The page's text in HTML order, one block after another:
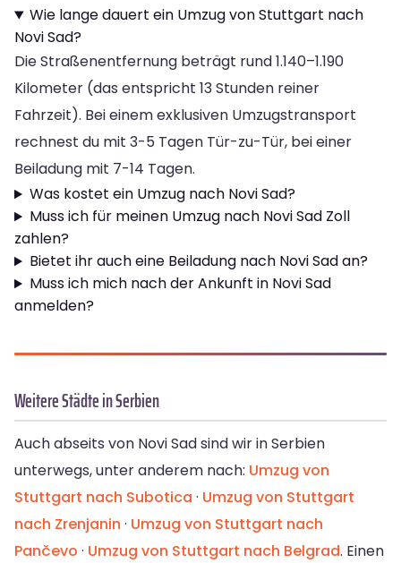
Wie lange dauert ein Umzug von Stuttgart nach
Novi Sad?
Die Straßenentfernung beträgt rund 1.140–1.190
Kilometer (das entspricht 13 Stunden reiner
Fahrzeit). Bei einem exklusiven Umzugstransport
rechnest du mit 3-5 Tagen Tür-zu-Tür, bei einer
Beiladung mit 7-14 Tagen.
Was kostet ein Umzug nach Novi Sad?
Muss ich für meinen Umzug nach Novi Sad Zoll
zahlen?
Bietet ihr auch eine Beiladung nach Novi Sad an?
Muss ich mich nach der Ankunft in Novi Sad
anmelden?
Weitere Städte in Serbien
Auch abseits von Novi Sad sind wir in Serbien
unterwegs, unter anderem nach: Umzug von
Stuttgart nach Subotica · Umzug von Stuttgart
nach Zrenjanin · Umzug von Stuttgart nach
Pančevo · Umzug von Stuttgart nach Belgrad. Einen